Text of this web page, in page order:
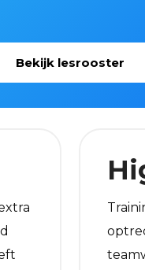
Bekijk lesrooster